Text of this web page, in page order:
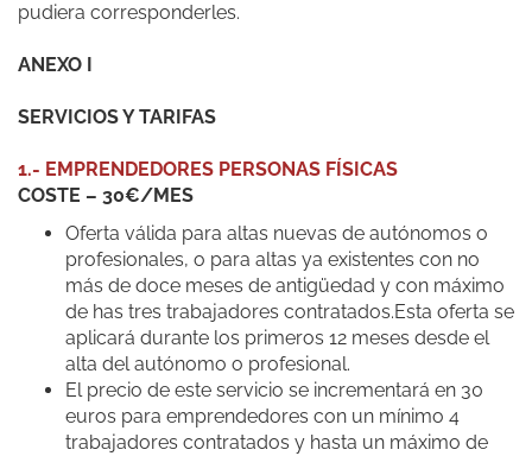
pudiera corresponderles.
ANEXO I
SERVICIOS Y TARIFAS
1.- EMPRENDEDORES PERSONAS FÍSICAS
COSTE – 30€/MES
Oferta válida para altas nuevas de autónomos o
profesionales, o para altas ya existentes con no
más de doce meses de antigüedad y con máximo
de has tres trabajadores contratados.Esta oferta se
aplicará durante los primeros 12 meses desde el
alta del autónomo o profesional.
El precio de este servicio se incrementará en 30
euros para emprendedores con un mínimo 4
trabajadores contratados y hasta un máximo de